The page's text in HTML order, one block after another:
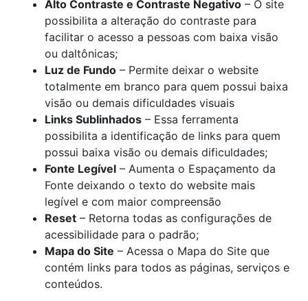
Alto Contraste e Contraste Negativo – O site
possibilita a alteração do contraste para
facilitar o acesso a pessoas com baixa visão
ou daltônicas;
Luz de Fundo – Permite deixar o website
totalmente em branco para quem possui baixa
visão ou demais dificuldades visuais
Links Sublinhados – Essa ferramenta
possibilita a identificação de links para quem
possui baixa visão ou demais dificuldades;
Fonte Legível – Aumenta o Espaçamento da
Fonte deixando o texto do website mais
legível e com maior compreensão
Reset – Retorna todas as configurações de
acessibilidade para o padrão;
Mapa do Site – Acessa o Mapa do Site que
contém links para todos as páginas, serviços e
conteúdos.